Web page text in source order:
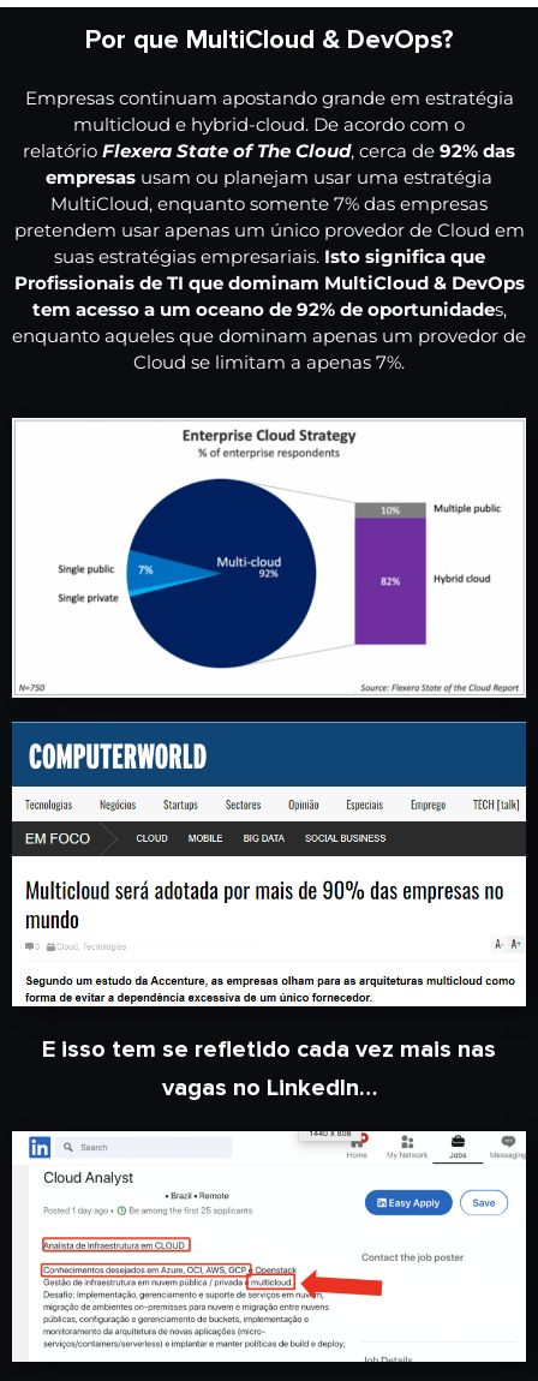
Por que MultiCloud & DevOps?
Empresas continuam apostando grande em estratégia
multicloud e hybrid-cloud. De acordo com o
relatório Flexera State of The Cloud, cerca de 92% das
empresas usam ou planejam usar uma estratégia
MultiCloud, enquanto somente 7% das empresas
pretendem usar apenas um único provedor de Cloud em
suas estratégias empresariais. Isto significa que
Profissionais de TI que dominam MultiCloud & DevOps
tem acesso a um oceano de 92% de oportunidades,
enquanto aqueles que dominam apenas um provedor de
Cloud se limitam a apenas 7%.
E isso tem se refletido cada vez mais nas
vagas no LinkedIn…